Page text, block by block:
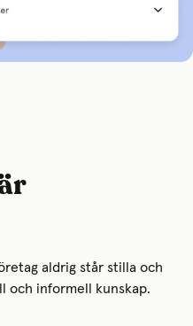
aldrig står stilla och
och informell kunskap.